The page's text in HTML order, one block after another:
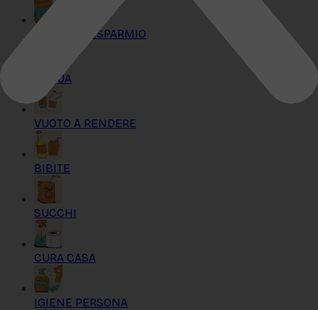
KIT MAXI RISPARMIO
ACQUA
VUOTO A RENDERE
BIBITE
SUCCHI
CURA CASA
IGIENE PERSONA